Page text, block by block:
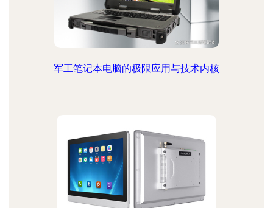
军工笔记本电脑的极限应用与技术内核